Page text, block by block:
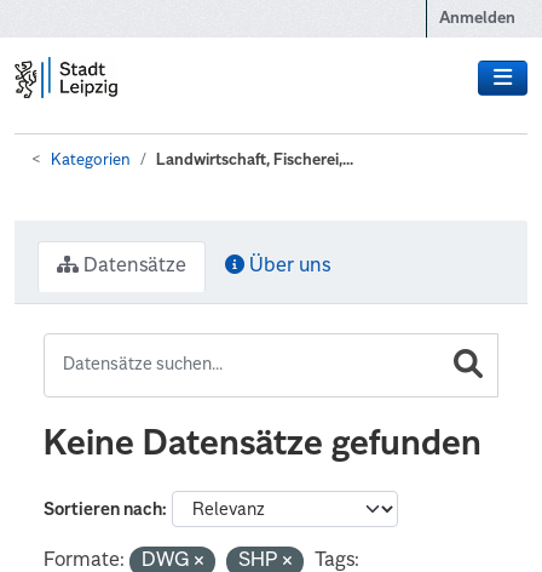
Anmelden
Kategorien Landwirtschaft, Fischerei,...
Datensätze Über uns
Keine Datensätze gefunden
Sortieren nach
Formate: DWG SHP
Tags: